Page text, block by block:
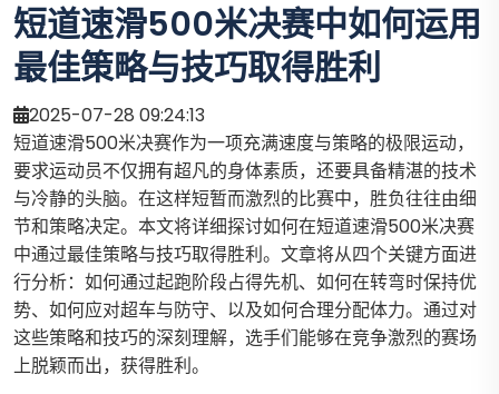
短道速滑500米决赛中如何运用
最佳策略与技巧取得胜利
2025-07-28 09:24:13
短道速滑500米决赛作为一项充满速度与策略的极限运动，
要求运动员不仅拥有超凡的身体素质，还要具备精湛的技术
与冷静的头脑。在这样短暂而激烈的比赛中，胜负往往由细
节和策略决定。本文将详细探讨如何在短道速滑500米决赛
中通过最佳策略与技巧取得胜利。文章将从四个关键方面进
行分析：如何通过起跑阶段占得先机、如何在转弯时保持优
势、如何应对超车与防守、以及如何合理分配体力。通过对
这些策略和技巧的深刻理解，选手们能够在竞争激烈的赛场
上脱颖而出，获得胜利。